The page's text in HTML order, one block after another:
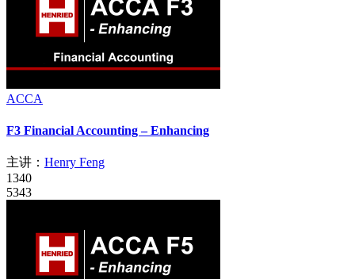
ACCA
F3 Financial Accounting – Enhancing
主讲： Henry Feng
1340
5343